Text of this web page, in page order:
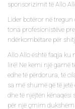
sponsorizimit të Allo
Lider botëror në
tona profesionistëve
ndërkombëtare për
Allo Allo është faqja ku
lirë! Ne kemi një gamë
edhe të përdorura, të
sa më shumë që të
dhe të njëjtën
për një çmim